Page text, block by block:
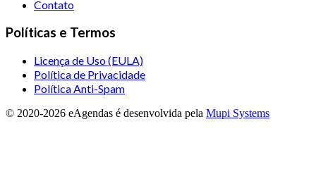
Contato
Políticas e Termos
Licença de Uso (EULA)
Política de Privacidade
Política Anti-Spam
© 2020-2026 eAgendas é desenvolvida pela Mupi Systems